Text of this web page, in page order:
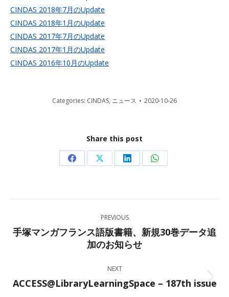
CINDAS 2018年7月のUpdate
CINDAS 2018年1月のUpdate
CINDAS 2017年7月のUpdate
CINDAS 2017年1月のUpdate
CINDAS 2016年10月のUpdate
Categories: CINDAS, ニュース 2020-10-26
Share this post
Share
Facebook
Share
X
Share
LinkedIn
Share
WhatsApp
navigation
PREVIOUS
Previous
post:
手塚マンガフランス語版書籍、新規30巻データ追
加のお知らせ
NEXT
Next
ACCESS@LibraryLearningSpace – 187th issue